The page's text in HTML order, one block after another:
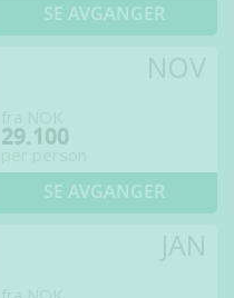
SE AVGANGER
29.100
SE AVGANGER